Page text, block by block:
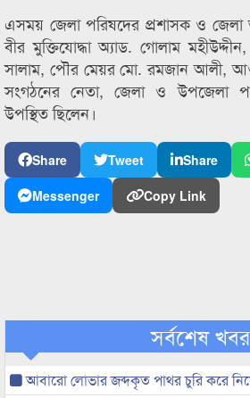
এসময় জেলা পরিষদের প্রশাসক ও জেলা
বীর মুক্তিযোদ্ধা অ্যাড. গোলাম
সালাম, পৌর মেয়র মো. রমজান আলী,
সংগঠনের নেতা, জেলা ও উপজেলা
উপস্থিত ছিলেন।
Share Tweet Share
Messenger
Copy Link
সর্বশেষ খবর
আবারো লোভার জব্দকৃত পাথর চুরি করে